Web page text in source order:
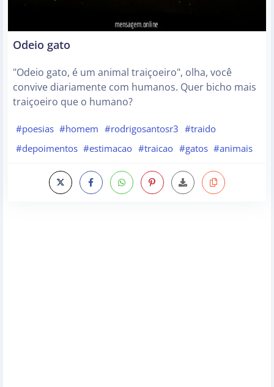
Odeio gato
"Odeio gato, é um animal traiçoeiro", olha, você
convive diariamente com humanos. Quer bicho mais
traiçoeiro que o humano?
#poesias #homem #rodrigosantosr3 #traido
#depoimentos #estimacao #traicao #gatos #animais